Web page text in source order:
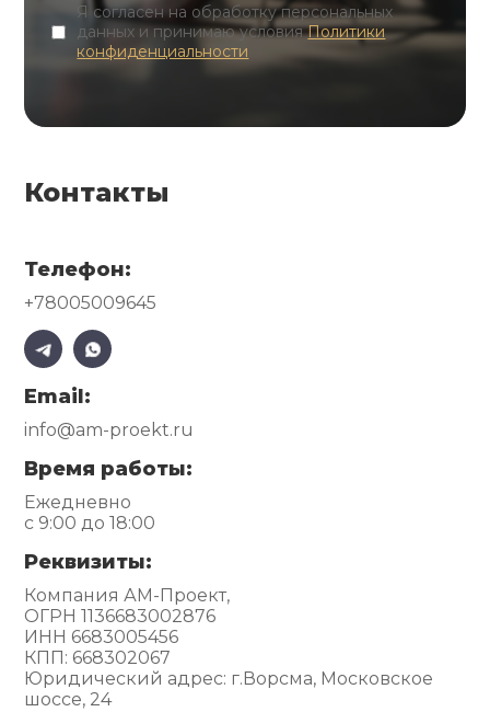
Я согласен на обработку персональных
данных и принимаю условияПолитики
конфиденциальности
Контакты
Телефон:
+78005009645
Email:
info@am-proekt.ru
Время работы:
Ежедневно
с 9:00 до 18:00
Реквизиты:
Компания АМ-Проект,
ОГРН 1136683002876
ИНН 6683005456
КПП: 668302067
Юридический адрес: г.Ворсма, Московское
шоссе, 24